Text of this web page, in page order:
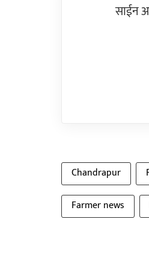
साईन
Chandrapur
Farmer news